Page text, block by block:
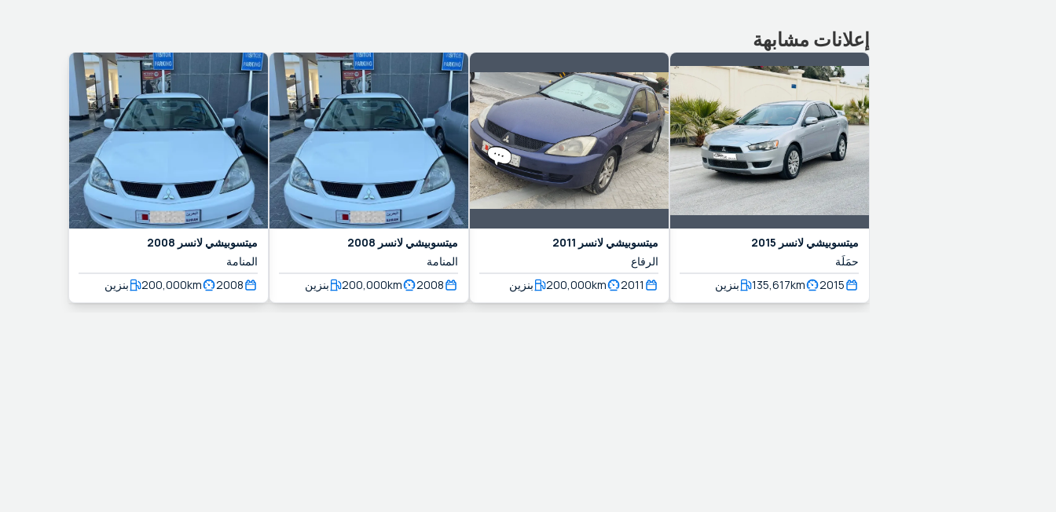
إعلانات مشابهة
ميتسوبيشي لانسر 2015
حمَلَة
2015
135,617km بنزين
ميتسوبيشي لانسر 2011
الرفاع
2011
200,000km بنزين
ميتسوبيشي لانسر 2008
المنامة
2008
200,000km بنزين
ميتسوبيشي لانسر 2008
المنامة
2008
200,000km بنزين